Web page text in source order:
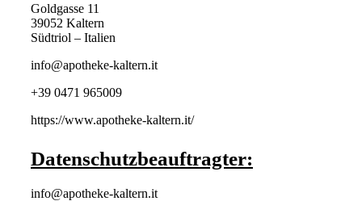
Goldgasse 11
39052 Kaltern
Südtriol – Italien
info@apotheke-kaltern.it
+39 0471 965009
https://www.apotheke-kaltern.it/
Datenschutzbeauftragter:
info@apotheke-kaltern.it